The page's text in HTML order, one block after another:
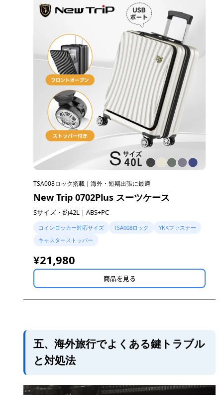
TSA008ロック搭載｜海外・短期出張に最適
New Trip 0702Plus スーツケース
Sサイズ・約42L｜ABS+PC
コインロッカー対応サイズ TSA008ロック
YKKファスナー
キャスターストッパー
¥21,980
商品を見る
五、海外旅行でよくある鍵トラブル
と対処法